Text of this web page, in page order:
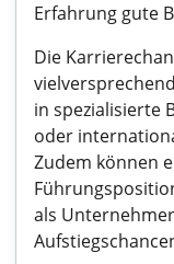
Erfahrung gute
Die
in spezialisierte
oder
Zudem können
als